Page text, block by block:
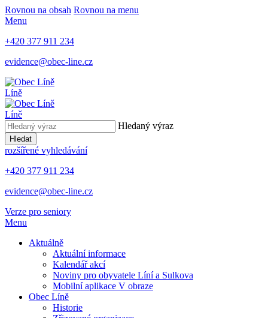
Rovnou na obsah Rovnou na menu
Menu
+420 377 911 234
evidence@obec-line.cz
Líně
Líně
Hledaný výraz
Hledat
rozšířené vyhledávání
+420 377 911 234
evidence@obec-line.cz
Verze pro seniory
Menu
Aktuálně
Aktuální informace
Kalendář akcí
Noviny pro obyvatele Líní a Sulkova
Mobilní aplikace V obraze
Obec Líně
Historie